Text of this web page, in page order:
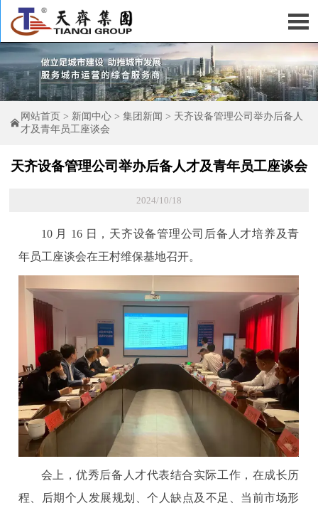


网站首页 > 新闻中心 > 集团新闻 > 天齐设备管理公司举办后备人
才及青年员工座谈会
天齐设备管理公司举办后备人才及青年员工座谈会
2024/10/18
10 月 16 日，天齐设备管理公司后备人才培养及青
年员工座谈会在王村维保基地召开。
会上，优秀后备人才代表结合实际工作，在成长历
程、后期个人发展规划、个人缺点及不足、当前市场形